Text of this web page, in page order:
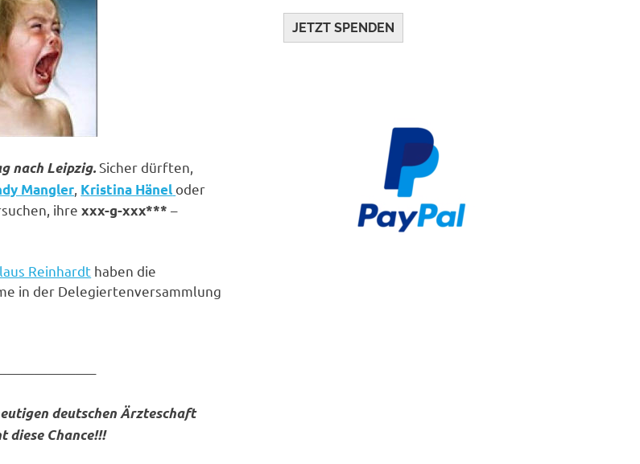
nach Leipzig. Sicher dürften,
Mangler Kristina Hänel oder
ihrexxx-g-xxx*** –
Reinhardt haben die
in der Delegiertenversammlung
deutschen Ärzteschaft
diese Chance!!!
JETZT SPENDEN